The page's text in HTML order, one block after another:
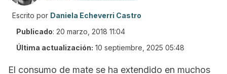
Escrito por Daniela Echeverri Castro
Publicado: 20 marzo, 2018 11:04
Última actualización: 10 septiembre, 2025 05:48
El consumo de mate se ha extendido en muchos